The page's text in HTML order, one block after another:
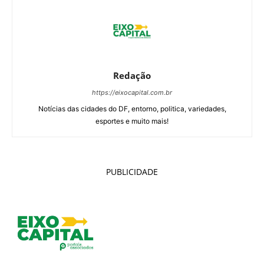
Redação
https://eixocapital.com.br
Notícias das cidades do DF, entorno, politica, variedades,
esportes e muito mais!
PUBLICIDADE